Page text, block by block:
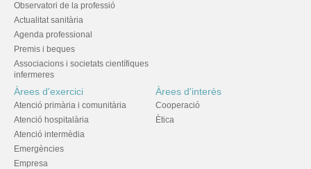
Observatori de la professió
Actualitat sanitària
Agenda professional
Premis i beques
Associacions i societats científiques
infermeres
Àrees d'exercici
Atenció primària i comunitària
Atenció hospitalària
Atenció intermèdia
Emergències
Empresa
Àrees d'interès
Cooperació
Ètica